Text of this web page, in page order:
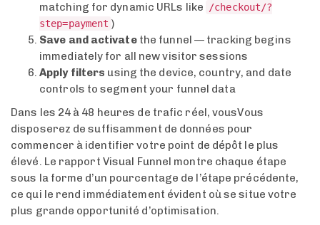
matching for dynamic URLs like
/checkout/?
step=payment )
Save and activatethe funnel — tracking begins
immediately for all new visitor sessions
Apply filters using the device, country, and date
controls to segment your funnel data
Dans les 24 à 48 heures de trafic réel, vousVous
disposerez de suffisamment de données pour
commencer à identifier votre point de dépôt le plus
élevé. Le rapport Visual Funnel montre chaque étape
sous la forme d’un pourcentage de l’étape précédente,
ce qui le rend immédiatement évident où se situe votre
plus grande opportunité d’optimisation.